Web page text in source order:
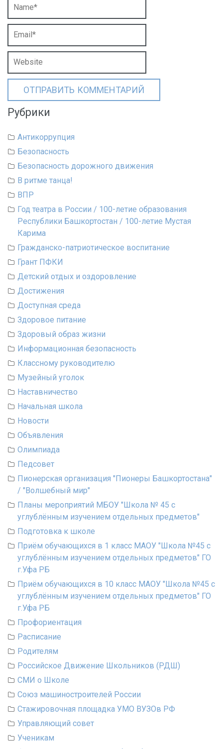
Рубрики
Антикоррупция
Безопасность
Безопасность дорожного движения
В ритме танца!
ВПР
Год театра в России / 100-летие образования
Республики Башкортостан / 100-летие Мустая
Карима
Гражданско-патриотическое воспитание
Грант ПФКИ
Детский отдых и оздоровление
Достижения
Доступная среда
Здоровое питание
Здоровый образ жизни
Информационная безопасность
Классному руководителю
Музейный уголок
Наставничество
Начальная школа
Новости
Объявления
Олимпиада
Педсовет
Пионерская организация "Пионеры Башкортостана"
/ "Волшебный мир"
Планы мероприятий МБОУ "Школа № 45 с
углублённым изучением отдельных предметов"
Подготовка к школе
Приём обучающихся в 1 класс МАОУ "Школа №45 с
углублённым изучением отдельных предметов" ГО
г.Уфа РБ
Приём обучающихся в 10 класс МАОУ "Школа №45 с
углублённым изучением отдельных предметов" ГО
г.Уфа РБ
Профориентация
Расписание
Родителям
Российское Движение Школьников (РДШ)
СМИ о Школе
Союз машиностроителей России
Стажировочная площадка УМО ВУЗОв РФ
Управляющий совет
Ученикам